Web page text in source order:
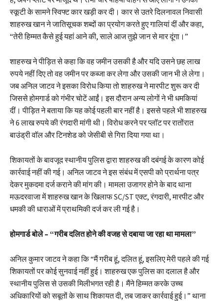
स्कूटी के सामने स्विफ्ट कार खड़ी कर दी। कार से उतरे दिलनावल निवासी
शाहरुख खान ने जातिसूचक शब्दों का प्रयोग करते हुए गालियां दीं और कहा,
“तेरी हिम्मत कैसे हुई यहां आने की, साले आज तुझे जान से मार दूंगा।”
शाहरुख ने पीड़ित से कहा कि वह जमीन उसकी है और यदि उसने छह लाख
रुपये नहीं दिए तो वह जमीन पर कब्जा कर लेगा और उसकी जान भी ले लेगा।
जब अनिल जाटव ने इसका विरोध किया तो शाहरुख ने मारपीट शुरू कर दी
जिससे होमगार्ड को गंभीर चोटें आईं। इस दौरान अन्य लोगों ने भी धमकियां
दीं। पीड़ित ने बताया कि यह कोई पहली बार नहीं है। इससे पहले भी शाहरुख
ने 6 लाख रुपये की रंगदारी मांगी थी। विरोध करने पर प्लॉट पर रातोंरात
बाउंड्री वॉल और टिनशेड को जेसीबी से गिरा दिया गया था।
शिकायतों के बावजूद स्थानीय पुलिस द्वारा शाहरुख की दबंगई के कारण कोई
कार्रवाई नहीं की गई। अनिल जाटव ने इस संबंध में एसपी को प्रार्थना पत्र
देकर मुकदमा दर्ज कराने की मांग की। मामला उजागर होने के बाद थाना
मऊदरवाजा में शाहरुख खान के खिलाफ SC/ST एक्ट, रंगदारी, मारपीट और
धमकी की धाराओं में प्राथमिकी दर्ज कर ली गई है।
होमगार्ड बोले – “गरीब दलित होने की वजह से दबाया जा रहा था मामला”
अनिल कुमार जाटव ने कहा कि “मैं गरीब हूं, दलित हूं, इसलिए मेरी पहले की गई
शिकायतों पर कोई सुनवाई नहीं हुई। शाहरुख एक पुलिस का दलाल है और
स्थानीय पुलिस से उसकी मिलीभगत रही है। मैंने हिम्मत करके उच्च
अधिकारियों को सबूतों के साथ शिकायत दी, तब जाकर कार्रवाई हुई।” थाना